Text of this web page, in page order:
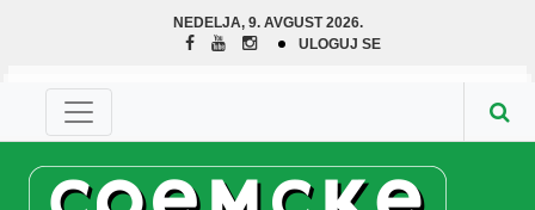
NEDELJA, 9. AVGUST 2026.
ULOGUJ SE